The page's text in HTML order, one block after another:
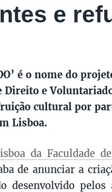
e
é o nome do
e
cultural por
Lisboa.
da Faculdade
de anunciar a
desenvolvido